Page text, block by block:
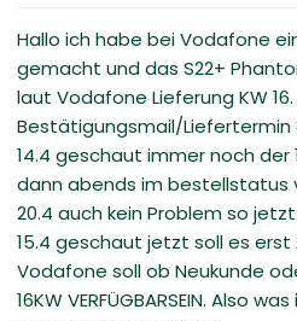
m
Hallo ich habe bei Vodafone
gemacht und das S22+
laut Vodafone Lieferung KW 16.
Bestätigungsmail/Liefertermin
14.4 geschaut immer noch der
dann abends im bestellstatus
20.4 auch kein Problem so
15.4 geschaut jetzt soll es erst
Vodafone soll ob Neukunde
16KW VERFÜGBARSEIN. Also